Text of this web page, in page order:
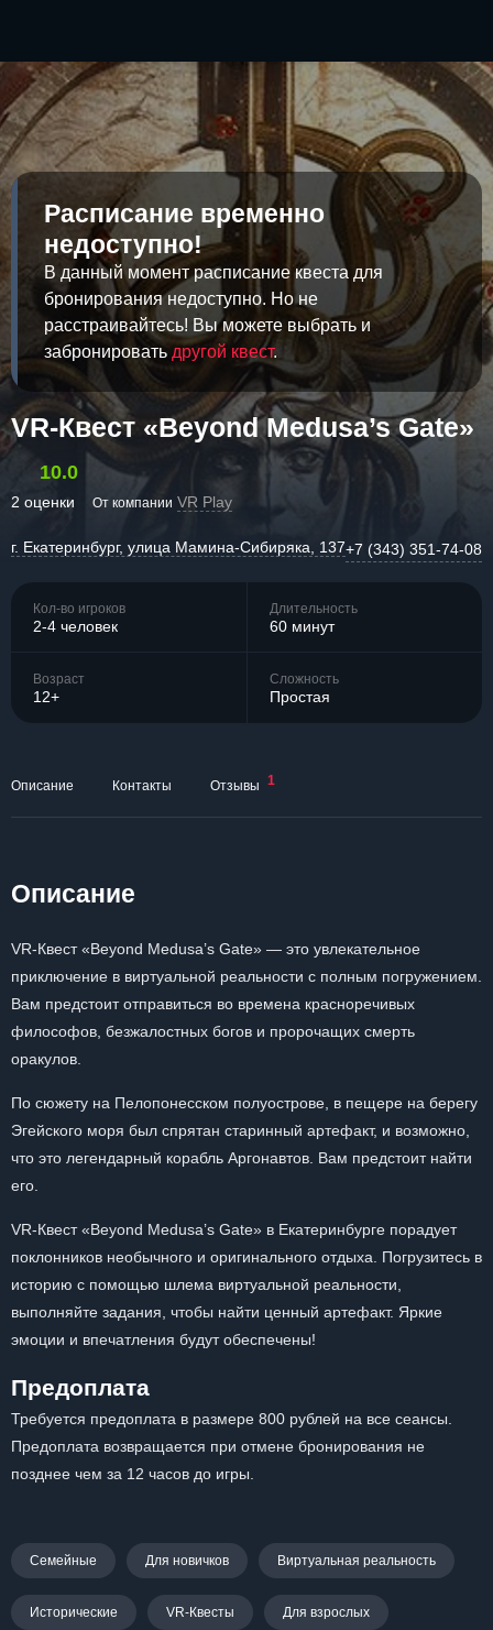
Расписание временно
недоступно!
В данный момент расписание квеста для
бронирования недоступно. Но не
расстраивайтесь! Вы можете выбрать и
забронировать другой квест.
VR-Квест «Beyond Medusa’s Gate»
10.0
2 оценки От компании VR Play
г. Екатеринбург, улица Мамина-Сибиряка, 137+7 (343) 351-74-08
Кол-во игроков
2-4 человек
Длительность
60 минут
Возраст
12+
Сложность
Простая
Описание Контакты Отзывы 1
Описание
VR-Квест «Beyond Medusa’s Gate» — это увлекательное
приключение в виртуальной реальности с полным погружением.
Вам предстоит отправиться во времена красноречивых
философов, безжалостных богов и пророчащих смерть
оракулов.
По сюжету на Пелопонесском полуострове, в пещере на берегу
Эгейского моря был спрятан старинный артефакт, и возможно,
что это легендарный корабль Аргонавтов. Вам предстоит найти
его.
VR-Квест «Beyond Medusa’s Gate» в Екатеринбурге порадует
поклонников необычного и оригинального отдыха. Погрузитесь в
историю с помощью шлема виртуальной реальности,
выполняйте задания, чтобы найти ценный артефакт. Яркие
эмоции и впечатления будут обеспечены!
Предоплата
Требуется предоплата в размере 800 рублей на все сеансы.
Предоплата возвращается при отмене бронирования не
позднее чем за 12 часов до игры.
Семейные Для новичков Виртуальная реальность
Исторические VR-Квесты Для взрослых